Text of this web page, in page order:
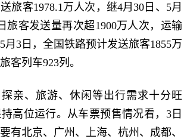
旅客1978.1万人次，继4月30日、5月
旅客发送量再次超1900万人次，运输
月3日，全国铁路预计发送旅客1855万
客列车923列。
亲、旅游、休闲等出行需求十分旺
高位运行。从车票预售情况看，3日
有北京、广州、上海、杭州、成都、